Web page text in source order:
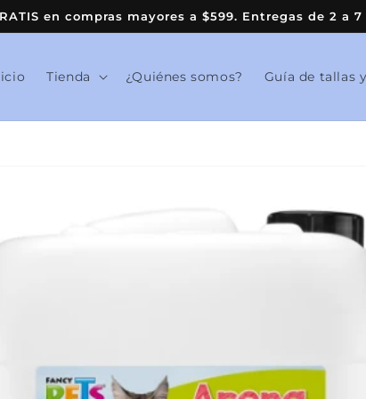
en compras mayores a $599. Entregas de 2
Tienda ¿Quiénes somos? Guía de tallas